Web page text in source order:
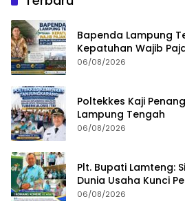
Bapenda Lampung
Kepatuhan Wajib
Pengawasan Terpadu
06/08/2026
Poltekkes Kaji
Lampung Tengah
06/08/2026
Plt. Bupati Lamteng:
Dunia Usaha Kunci
Berkelanjutan
06/08/2026